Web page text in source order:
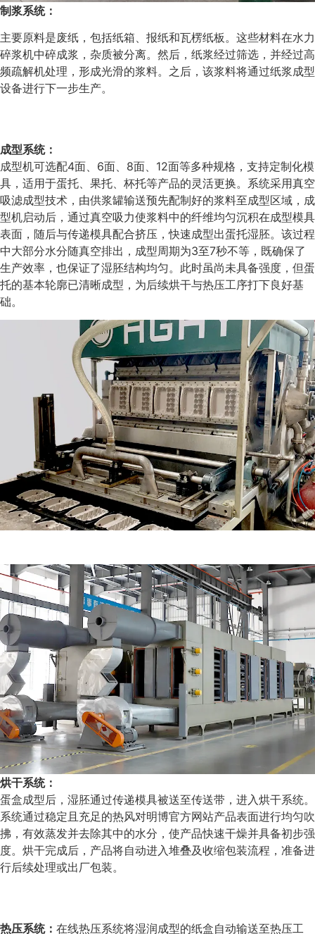
制浆系统：
主要原料是废纸，包括纸箱、报纸和瓦楞纸板。这些材料在水力
碎浆机中碎成浆，杂质被分离。然后，纸浆经过筛选，并经过高
频疏解机处理，形成光滑的浆料。之后，该浆料将通过纸浆成型
设备进行下一步生产。
成型系统：
成型机可选配4面、6面、8面、12面等多种规格，支持定制化模
具，适用于蛋托、果托、杯托等产品的灵活更换。系统采用真空
吸滤成型技术，由供浆罐输送预先配制好的浆料至成型区域，成
型机启动后，通过真空吸力使浆料中的纤维均匀沉积在成型模具
表面，随后与传递模具配合挤压，快速成型出蛋托湿胚。该过程
中大部分水分随真空排出，成型周期为3至7秒不等，既确保了
生产效率，也保证了湿胚结构均匀。此时虽尚未具备强度，但蛋
托的基本轮廓已清晰成型，为后续烘干与热压工序打下良好基
础。
烘干系统：
蛋盒成型后，湿胚通过传递模具被送至传送带，进入烘干系统。
系统通过稳定且充足的热风对明博官方网站产品表面进行均匀吹
拂，有效蒸发并去除其中的水分，使产品快速干燥并具备初步强
度。烘干完成后，产品将自动进入堆叠及收缩包装流程，准备进
行后续处理或出厂包装。
热压系统： 在线热压系统将湿润成型的纸盒自动输送至热压工